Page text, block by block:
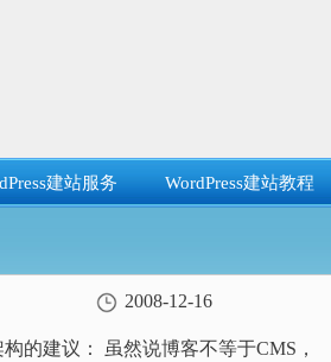
建站服务 WordPress建站教程
2008-12-16
的建议： 虽然说博客不等于CMS，